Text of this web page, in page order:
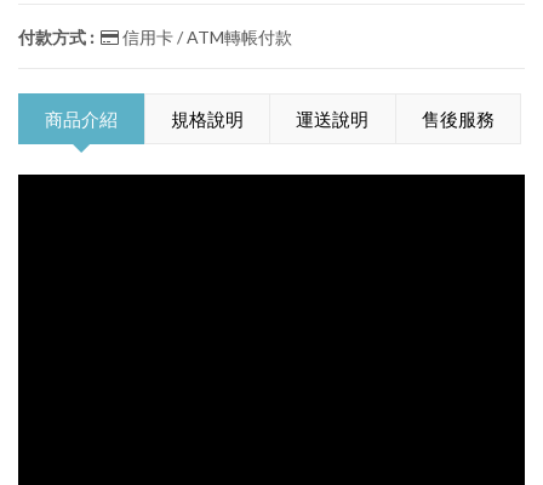
付款方式 : 信用卡 / ATM轉帳付款
商品介紹 規格說明 運送說明 售後服務